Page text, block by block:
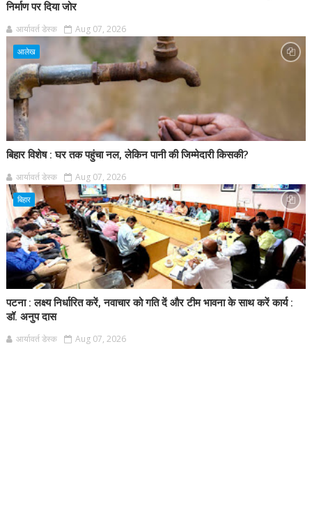
निर्माण पर दिया जोर
आर्यावर्त डेस्क Aug 07, 2026
आलेख
बिहार विशेष : घर तक पहुंचा नल, लेकिन पानी की जिम्मेदारी किसकी?
आर्यावर्त डेस्क Aug 07, 2026
बिहार
पटना : लक्ष्य निर्धारित करें, नवाचार को गति दें और टीम भावना के साथ करें कार्य :
डॉ. अनुप दास
आर्यावर्त डेस्क Aug 07, 2026